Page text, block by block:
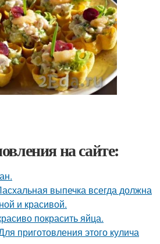
на сайте:
выпечка всегда должна
и красивой.
покрасить яйца.
приготовления этого кулича